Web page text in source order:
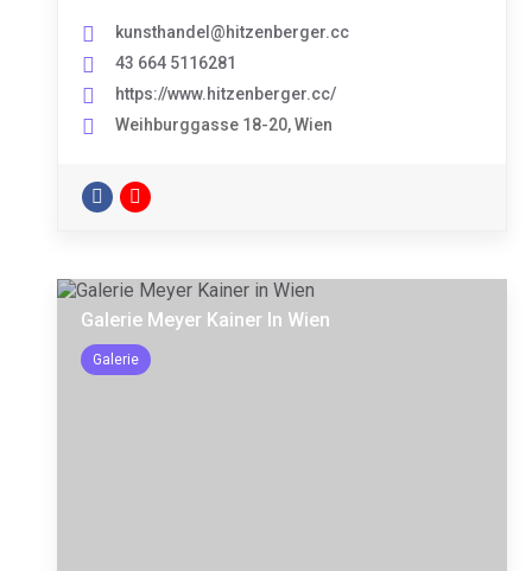
kunsthandel@hitzenberger.cc
43 664 5116281
https://www.hitzenberger.cc/
Weihburggasse 18-20, Wien
Galerie Meyer Kainer In Wien
Galerie